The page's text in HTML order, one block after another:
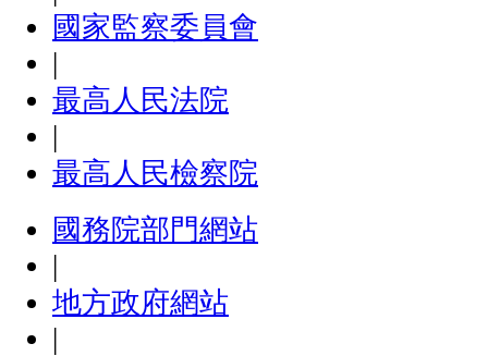
國家監察委員會
|
最高人民法院
|
最高人民檢察院
國務院部門網站
|
地方政府網站
|